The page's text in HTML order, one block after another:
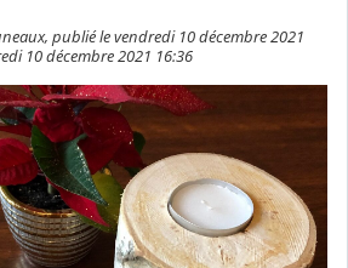
publié le vendredi 10 décembre 2021
10 décembre 2021 16:36